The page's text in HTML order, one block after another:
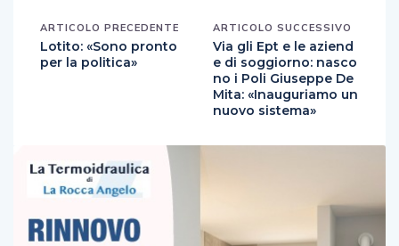
ARTICOLO PRECEDENTE
Lotito: «Sono pronto
per la politica»
ARTICOLO SUCCESSIVO
Via gli Ept e le aziend
e di soggiorno: nasco
no i Poli Giuseppe De
Mita: «Inauguriamo un
nuovo sistema»